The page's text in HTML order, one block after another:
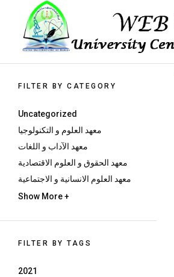
content
FILTER BY CATEGORY
Uncategorized
معهد العلوم و التكنولوجيا
معهد الآداب و اللغات
معهد الحقوق و العلوم الاقتصادية
معهد العلوم الانسانية و الاجتماعية
Show More +
FILTER BY TAGS
2021